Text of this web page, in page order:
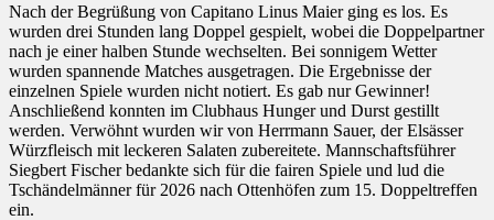
Nach der Begrüßung von Capitano Linus Maier ging es los. Es
wurden drei Stunden lang Doppel gespielt, wobei die Doppelpartner
nach je einer halben Stunde wechselten. Bei sonnigem Wetter
wurden spannende Matches ausgetragen. Die Ergebnisse der
einzelnen Spiele wurden nicht notiert. Es gab nur Gewinner!
Anschließend konnten im Clubhaus Hunger und Durst gestillt
werden. Verwöhnt wurden wir von Herrmann Sauer, der Elsässer
Würzfleisch mit leckeren Salaten zubereitete. Mannschaftsführer
Siegbert Fischer bedankte sich für die fairen Spiele und lud die
Tschändelmänner für 2026 nach Ottenhöfen zum 15. Doppeltreffen
ein.